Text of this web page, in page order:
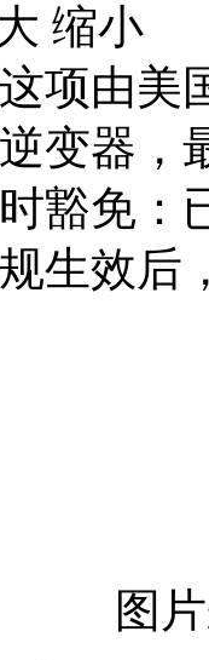
缩小
项由美
变器，
豁免：
生效后
图